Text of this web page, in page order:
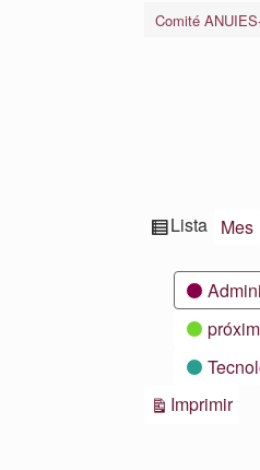
Comité
Ver
Lista Mes
Categorías
Imprimir